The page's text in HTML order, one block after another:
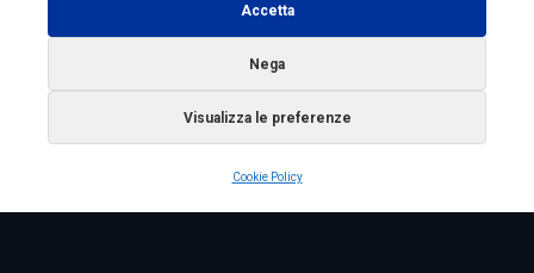
Accetta
Nega
Visualizza le preferenze
Cookie Policy
Testata Giornalistica Sportiva: reg. Tribunale Di
Campobasso n. 224 del 4/5/1996 - Direttore Responsabile:
ANTONIO DI LALLO
Radio Tele Molise s.r.l. - P.IVA 00213640709